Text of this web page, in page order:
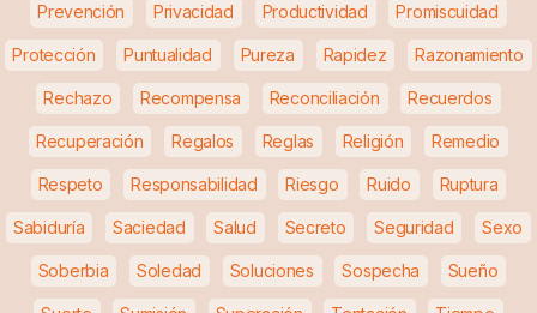
Prevención Privacidad Productividad Promiscuidad
Protección Puntualidad Pureza Rapidez Razonamiento
Rechazo Recompensa Reconciliación Recuerdos
Recuperación Regalos Reglas Religión Remedio
Respeto Responsabilidad Riesgo Ruido Ruptura
Sabiduría Saciedad Salud Secreto Seguridad Sexo
Soberbia Soledad Soluciones Sospecha Sueño